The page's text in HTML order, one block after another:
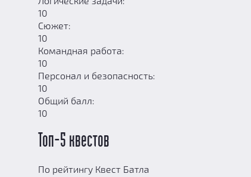
10
Сюжет:
10
Командная работа:
10
Персонал и безопасность:
10
Общий балл:
10
Топ-5 квестов
По рейтингу Квест Батла